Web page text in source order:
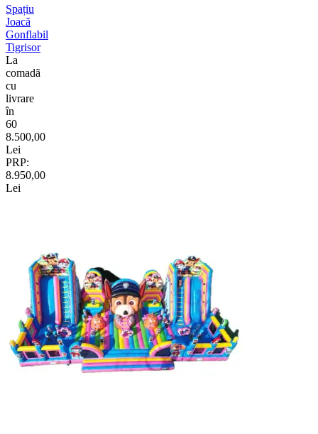
Spațiu
Joacă
Gonflabil
Tigrisor
La
comadã
cu
livrare
în
60
8.500,00
Lei
PRP:
8.950,00
Lei